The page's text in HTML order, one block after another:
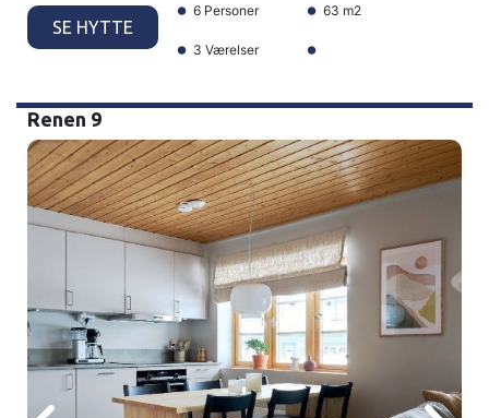
SE HYTTE
6 Personer 63 m2
3 Værelser
Renen 9